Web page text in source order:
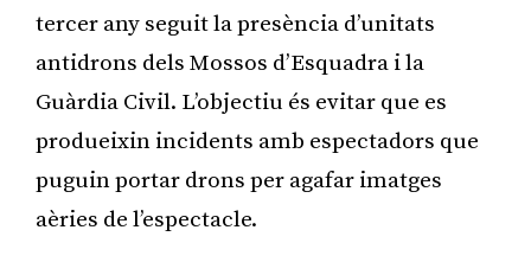
tercer any seguit la presència d’unitats
antidrons dels Mossos d’Esquadra i la
Guàrdia Civil. L’objectiu és evitar que es
produeixin incidents amb espectadors que
puguin portar drons per agafar imatges
aèries de l’espectacle.